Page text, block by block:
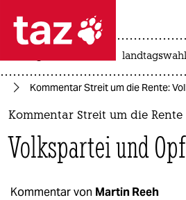
 taz zahl ich
taz zahl ich
politik
öko
Kommentar Streit um die Rente:
Kommentar Streit um die Rente
Volkspartei und
Kommentar von Martin Reeh